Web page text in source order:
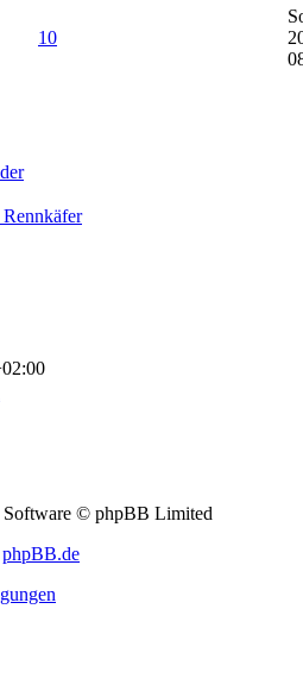
10
© phpBB Limited
phpBB.de